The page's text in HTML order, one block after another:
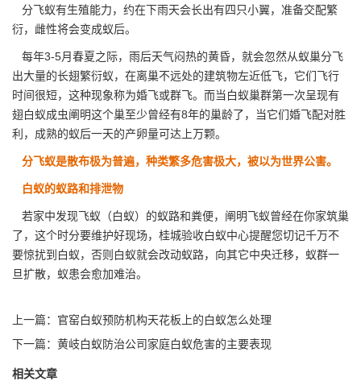
分飞蚁有生殖能力，约在下雨天会长出有四只小翼，准备交配繁
衍，雌性将会变成蚁后。
每年3-5月春夏之际，雨后天气闷热的黄昏，就会忽然从蚁巢分飞
出大量的长翅繁衍蚁，在离巢不远处的建筑物左近低飞，它们飞行
时间很短，这种现象称为婚飞或群飞。而当白蚁巢群第一次呈现有
翅白蚁成虫阐明这个巢至少曾经有8年的巢龄了，当它们婚飞配对胜
利，成熟的蚁后一天的产卵量可达上万颗。
分飞蚁是散布极为普遍，种类繁多危害极大，被以为世界公害。
白蚁的蚁路和排泄物
若家中发现飞蚁（白蚁）的蚁路和粪便，阐明飞蚁曾经在你家筑巢
了，这个时分要维护好现场，桂城验收白蚁中心提醒您切记千万不
要惊扰到白蚁，否则白蚁就会改动蚁路，向其它中央迁移，蚁群一
旦扩散，蚁患会愈加难治。
上一篇： 官窑白蚁预防机构天花板上的白蚁怎么处理
下一篇： 黄岐白蚁防治公司家庭白蚁危害的主要表现
相关文章